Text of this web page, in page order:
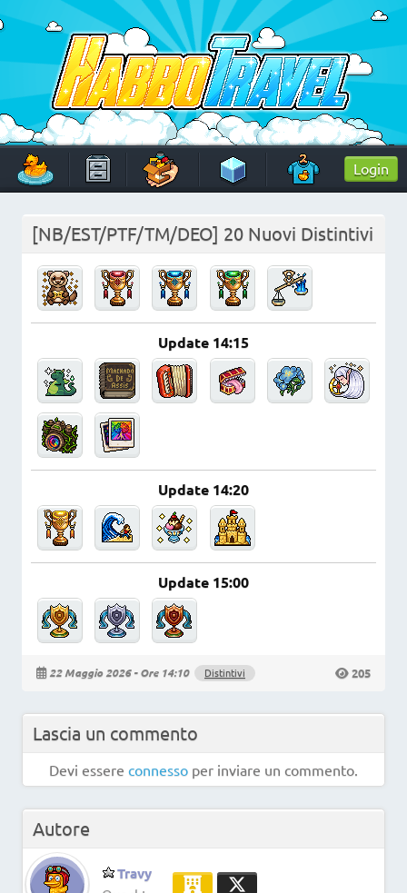
to
content
HabboTravel
Un viaggio di pixel!
Login
[NB/EST/PTF/TM/DEO] 20 Nuovi Distintivi
Update 14:15
Update 14:20
Update 15:00
22 Maggio 2026 - Ore 14:10 Distintivi 205
Lascia un commento
Devi essere connesso per inviare un commento.
Autore
Travy